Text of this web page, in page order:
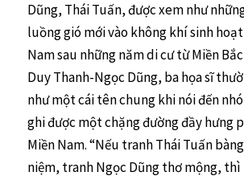
Dũng, Thái Tuấn, được xem như
luồng gió mới vào không khí sinh
Nam sau những năm di cư từ Miền
Duy Thanh-Ngọc Dũng, ba họa sĩ
như một cái tên chung khi nói đến
ghi được một chặng đường đầy hưng
Miền Nam. “Nếu tranh Thái Tuấn
niệm, tranh Ngọc Dũng thơ mộng,